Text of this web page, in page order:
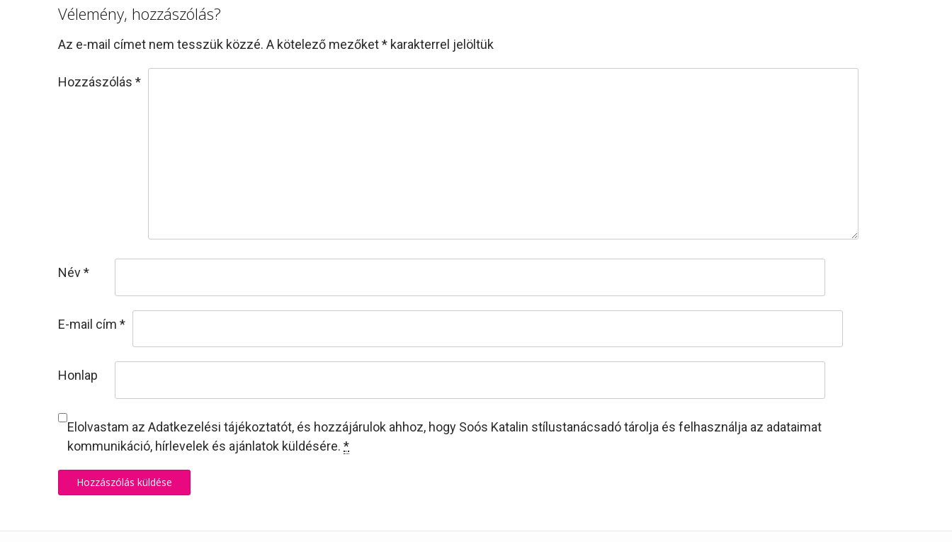
Vélemény, hozzászólás?
Az e-mail címet nem tesszük közzé. A kötelező mezőket* karakterrel jelöltük
Hozzászólás *
Név*
E-mail cím *
Honlap
Elolvastam az Adatkezelési tájékoztatót, és hozzájárulok ahhoz, hogy Soós Katalin stílustanácsadó tárolja és felhasználja az adataimat
kommunikáció, hírlevelek és ajánlatok küldésére. *